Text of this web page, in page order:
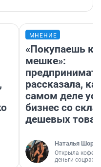
МНЕНИЕ
«Покупаешь
мешке»:
рассказала,
самом деле
бизнес со
дешевых
Наталья
Открыла
деньги